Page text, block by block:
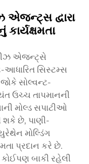
એજન્ટ્સ દ્વારા
એજન્ટ્સે
આધારિત સિસ્ટમ્સ
સોલ્વન્ટ-
ઉચ્ચ તાપમાનની
મોલ્ડ સપાટીઓ
છે, પાણી-
મોલ્ડિંગ
પ્રદાન કરે છે.
બાકી રહેલી